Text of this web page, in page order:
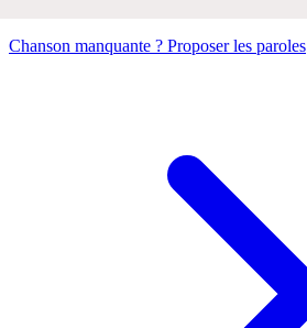
Chanson manquante ? Proposer les paroles